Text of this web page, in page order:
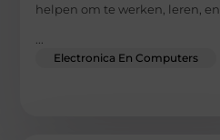
helpen om te werken, leren, en
Electronica En Computers